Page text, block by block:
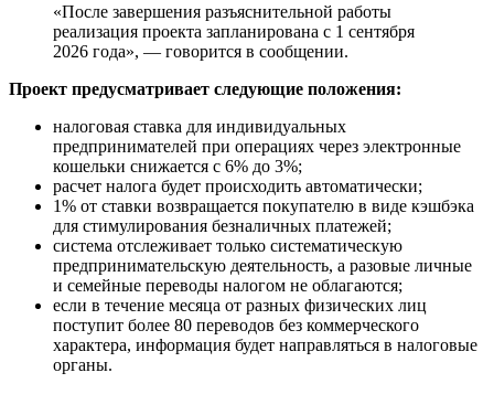
«После завершения разъяснительной работы
реализация проекта запланирована с 1 сентября
2026 года», — говорится в сообщении.
Проект предусматривает следующие положения:
налоговая ставка для индивидуальных
предпринимателей при операциях через электронные
кошельки снижается с 6% до 3%;
расчет налога будет происходить автоматически;
1% от ставки возвращается покупателю в виде кэшбэка
для стимулирования безналичных платежей;
система отслеживает только систематическую
предпринимательскую деятельность, а разовые личные
и семейные переводы налогом не облагаются;
если в течение месяца от разных физических лиц
поступит более 80 переводов без коммерческого
характера, информация будет направляться в налоговые
органы.